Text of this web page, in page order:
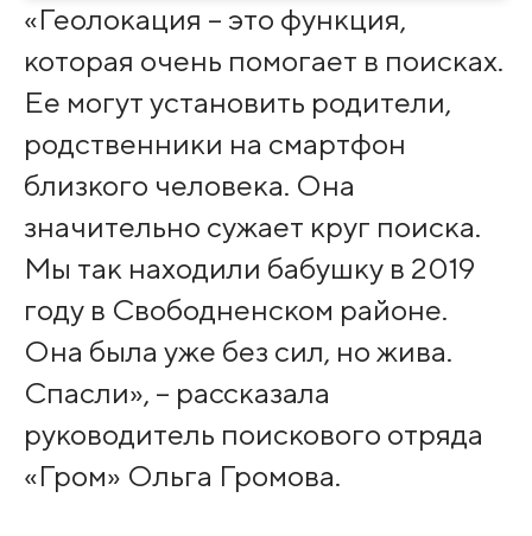
«Геолокация – это функция,
которая очень помогает в поисках.
Ее могут установить родители,
родственники на смартфон
близкого человека. Она
значительно сужает круг поиска.
Мы так находили бабушку в 2019
году в Свободненском районе.
Она была уже без сил, но жива.
Спасли», – рассказала
руководитель поискового отряда
«Гром» Ольга Громова.